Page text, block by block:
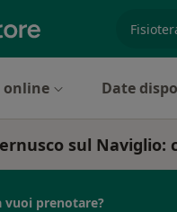
online Date
sul Naviglio:
vuoi prenotare?